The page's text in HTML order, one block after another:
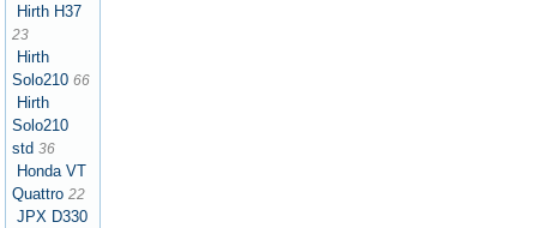
Hirth H37
23
Hirth
Solo210 66
Hirth
Solo210
std 36
Honda VT
Quattro 22
JPX D330